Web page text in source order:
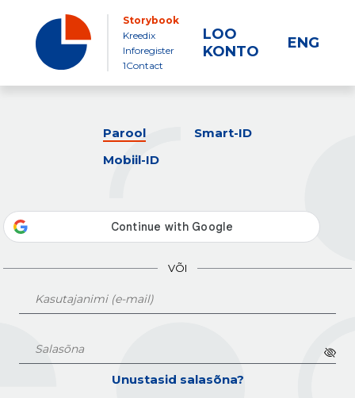
Storybook
Kreedix
Inforegister
1Contact
LOO
KONTO
ENG
Parool
Smart-ID
Mobiil-ID
VÕI
Unustasid salasõna?